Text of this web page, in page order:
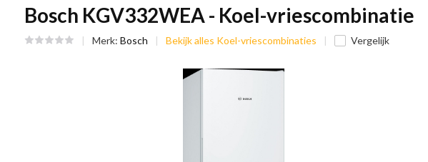
Bosch KGV332WEA - Koel-vriescombinatie
Merk: Bosch Bekijk alles Koel-vriescombinaties Vergelijk